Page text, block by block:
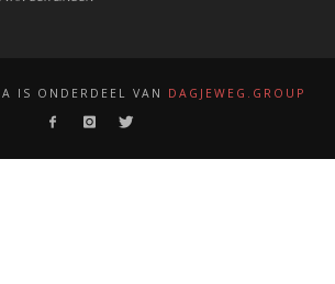
IS ONDERDEEL VAN DAGJEWEG.GROUP